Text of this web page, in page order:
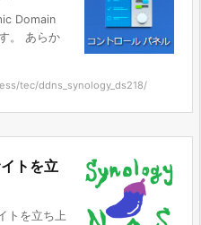
Domain
。 あらか
tec/ddns_synology_ds218/
トを立
トを立ち上